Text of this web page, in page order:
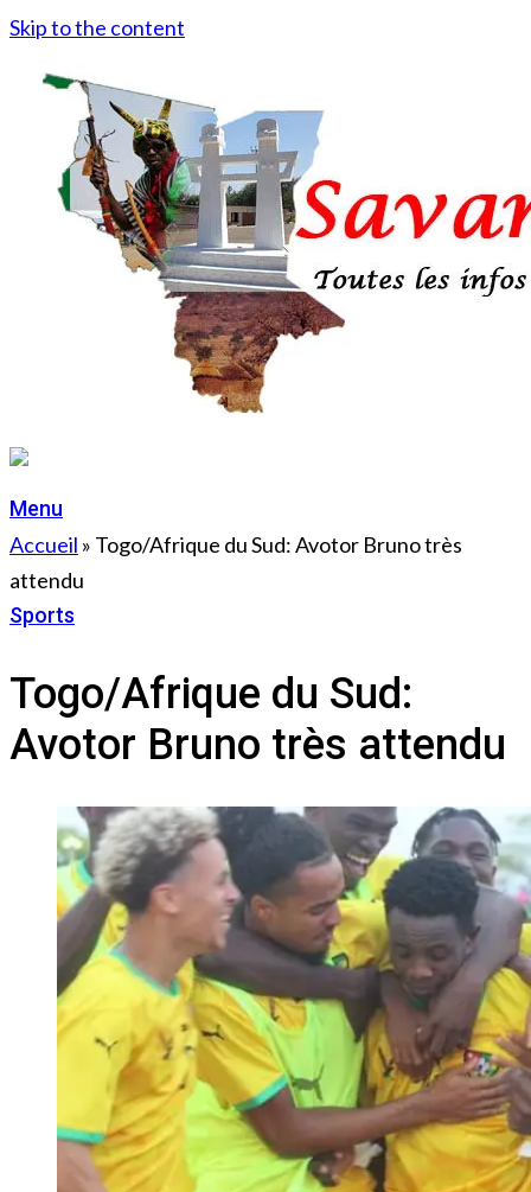
Skip to the content
Menu
Accueil » Togo/Afrique du Sud: Avotor Bruno très
attendu
Sports
Togo/Afrique du Sud:
Avotor Bruno très attendu